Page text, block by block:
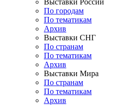
Выставки России
По городам
По тематикам
Архив
Выставки СНГ
По странам
По тематикам
Архив
Выставки Мира
По странам
По тематикам
Архив